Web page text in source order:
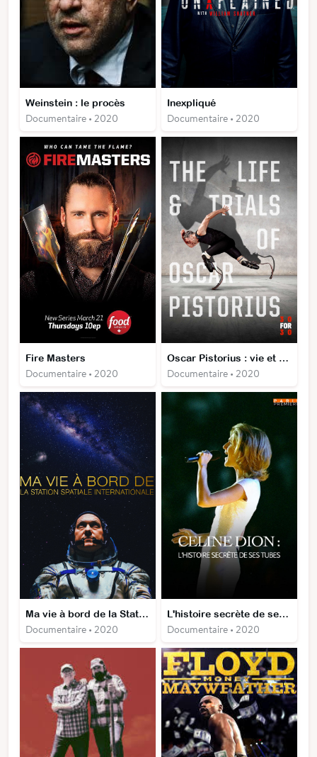
Weinstein : le procès
Documentaire • 2020
Inexpliqué
Documentaire • 2020
Fire Masters
Documentaire • 2020
Oscar Pistorius : vie et procès
Documentaire • 2020
Ma vie à bord de la Station spatiale internationale
Documentaire • 2020
L'histoire secrète de ses tubes
Documentaire • 2020